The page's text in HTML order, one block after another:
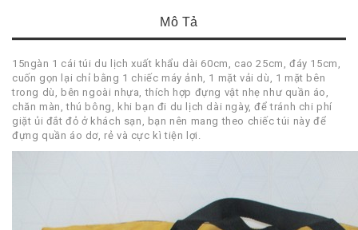
Mô Tả
15ngàn 1 cái túi du lịch xuất khẩu dài 60cm, cao 25cm, đáy 15cm,
cuốn gọn lại chỉ bằng 1 chiếc máy ảnh, 1 mặt vải dù, 1 mặt bên
trong dù, bên ngoài nhựa, thích hợp đựng vật nhẹ như quần áo,
chăn màn, thú bông, khi bạn đi du lịch dài ngày, để tránh chi phí
giặt ủi đắt đỏ ở khách sạn, bạn nên mang theo chiếc túi này để
đựng quần áo dơ, rẻ và cực kì tiện lợi.